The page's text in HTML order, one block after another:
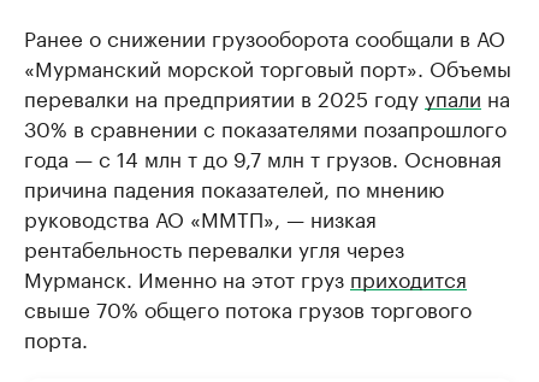
Ранее о снижении грузооборота сообщали в АО
«Мурманский морской торговый порт». Объемы
перевалки на предприятии в 2025 годуупали на
30% в сравнении с показателями позапрошлого
года — с 14 млн т до 9,7 млн т грузов. Основная
причина падения показателей, по мнению
руководства АО «ММТП», — низкая
рентабельность перевалки угля через
Мурманск. Именно на этот груз приходится
свыше 70% общего потока грузов торгового
порта.